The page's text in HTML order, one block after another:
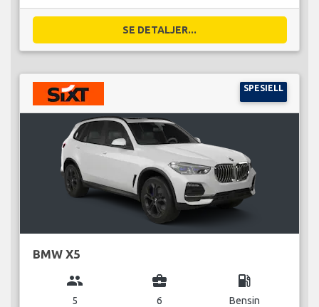
SE DETALJER...
SPESIELL
BMW X5
group
5
business_center
6
local_gas_station
Bensin